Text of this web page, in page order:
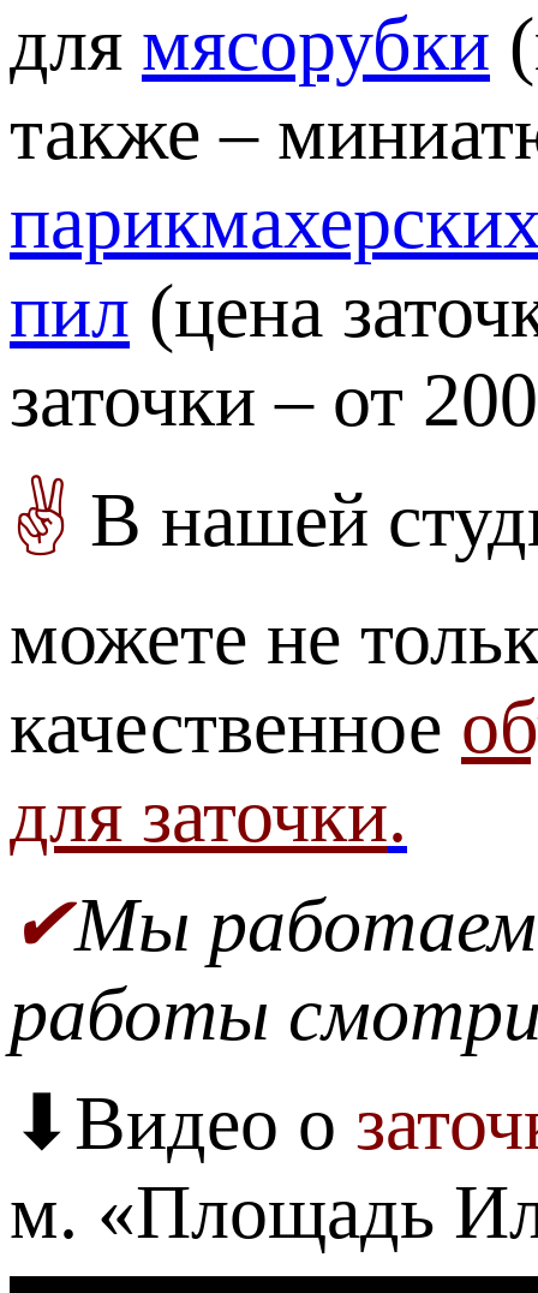
для мясорубки
также –
пил (цена
заточки – от
✌ В нашей
можете не
качественное
для заточки.
✔Мы
работы
⬇Видео о
м. «Площадь